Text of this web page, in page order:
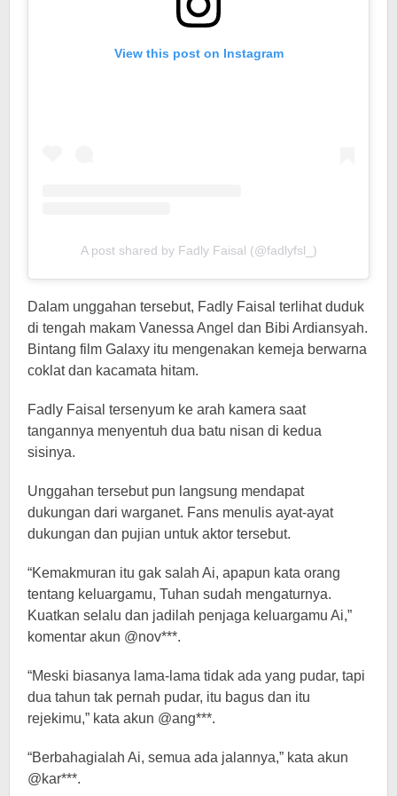
View this post on Instagram
A post shared by Fadly Faisal (@fadlyfsl_)
Dalam unggahan tersebut, Fadly Faisal terlihat duduk
di tengah makam Vanessa Angel dan Bibi Ardiansyah.
Bintang film Galaxy itu mengenakan kemeja berwarna
coklat dan kacamata hitam.
Fadly Faisal tersenyum ke arah kamera saat
tangannya menyentuh dua batu nisan di kedua
sisinya.
Unggahan tersebut pun langsung mendapat
dukungan dari warganet. Fans menulis ayat-ayat
dukungan dan pujian untuk aktor tersebut.
“Kemakmuran itu gak salah Ai, apapun kata orang
tentang keluargamu, Tuhan sudah mengaturnya.
Kuatkan selalu dan jadilah penjaga keluargamu Ai,”
komentar akun @nov***.
“Meski biasanya lama-lama tidak ada yang pudar, tapi
dua tahun tak pernah pudar, itu bagus dan itu
rejekimu,” kata akun @ang***.
“Berbahagialah Ai, semua ada jalannya,” kata akun
@kar***.